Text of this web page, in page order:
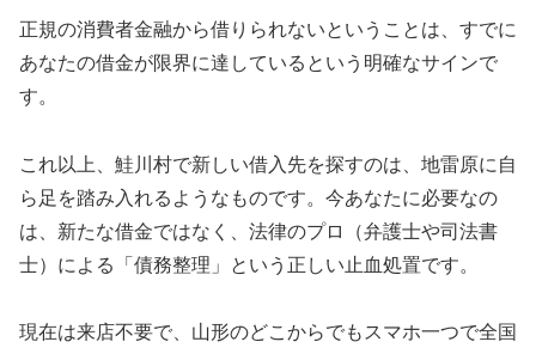
正規の消費者金融から借りられないということは、すでに
あなたの借金が限界に達しているという明確なサインで
す。
これ以上、鮭川村で新しい借入先を探すのは、地雷原に自
ら足を踏み入れるようなものです。今あなたに必要なの
は、新たな借金ではなく、法律のプロ（弁護士や司法書
士）による「債務整理」という正しい止血処置です。
現在は来店不要で、山形のどこからでもスマホ一つで全国